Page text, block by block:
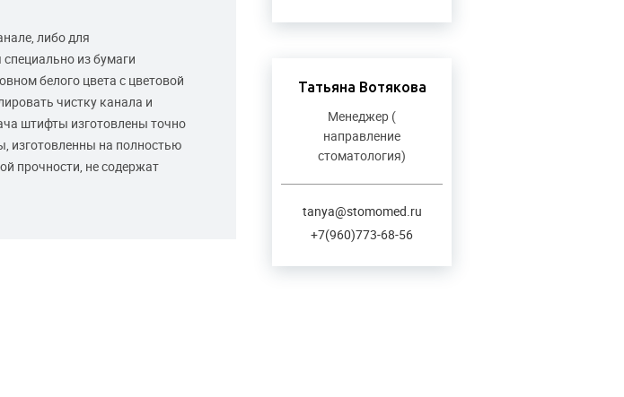
Татьяна Вотякова
Менеджер (
направление
стоматология)
tanya@stomomed.ru
+7(960)773-68-56
либо для
из бумаги
белого цвета с цветовой
чистку канала и
штифты изготовлены точно
изготовленны на полностью
прочности, не содержат